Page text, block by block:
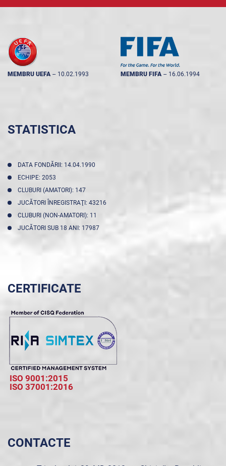
MEMBRU UEFA -- 10.02.1993 MEMBRU FIFA -- 16.06.1994
STATISTICA
DATA FONDĂRII: 14.04.1990
ECHIPE: 2053
CLUBURI (AMATORI): 147
JUCĂTORI ÎNREGISTRAŢI: 43216
CLUBURI (NON-AMATORI): 11
JUCĂTORI SUB 18 ANI: 17987
CERTIFICATE
ISO 9001:2015
ISO 37001:2016
CONTACTE